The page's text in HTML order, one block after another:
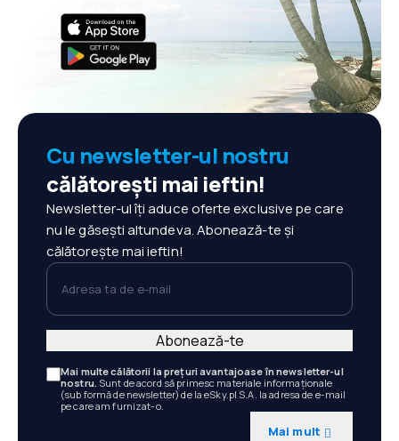
Cu newsletter-ul nostru
călătorești mai ieftin!
Newsletter-ul îți aduce oferte exclusive pe care
nu le găsești altundeva. Abonează-te și
călătorește mai ieftin!
Adresa ta de e-mail
Mai multe călătorii la prețuri avantajoase în newsletter-ul
nostru. Sunt de acord să primesc materiale informaționale
(sub formă de newsletter) de la eSky.pl S.A. la adresa de e-mail
pe care am furnizat-o.
Mai mult
Abonează-te